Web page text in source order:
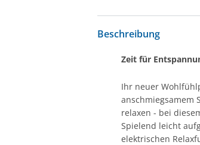
Beschreibung
Zeit für
Ihr neuer
anschmiegsamem
relaxen - bei
Spielend leicht
elektrischen